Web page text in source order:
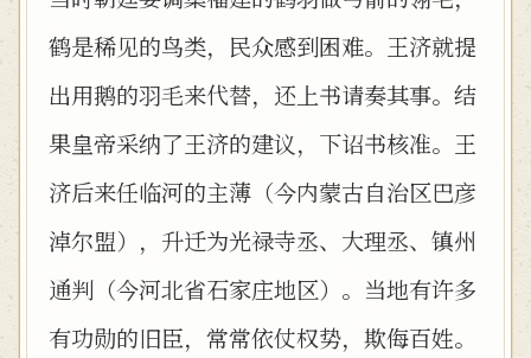
鹤是稀见的鸟类，民众感到困难。王济就提
出用鹅的羽毛来代替，还上书请奏其事。结
果皇帝采纳了王济的建议，下诏书核准。王
济后来任临河的主薄（今内蒙古自治区巴彦
淖尔盟），升迁为光禄寺丞、大理丞、镇州
通判（今河北省石家庄地区）。当地有许多
有功勋的旧臣，常常依仗权势，欺侮百姓。